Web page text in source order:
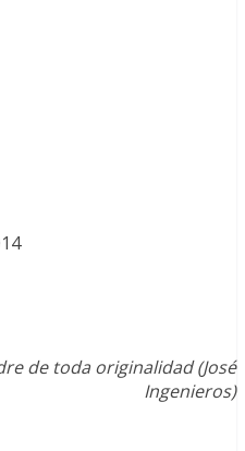
de toda originalidad (José
Ingenieros)